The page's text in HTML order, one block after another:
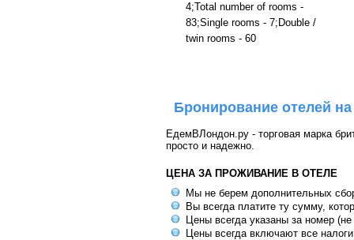
4;Total number of rooms -
83;Single rooms - 7;Double /
twin rooms - 60
Бронирование отелей
ЕдемВЛондон.ру - торговая марка
просто и надежно.
ЦЕНА ЗА ПРОЖИВАНИЕ В ОТЕЛЕ
Мы не берем дополнительных
Вы всегда платите ту сумму,
Цены всегда указаны за номер
Цены всегда включают все